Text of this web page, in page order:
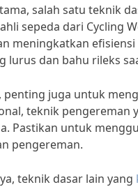
salah satu teknik
sepeda dari Cycling
meningkatkan
lurus dan bahu rileks
penting juga untuk
teknik pengereman
Pastikan untuk
pengereman.
teknik dasar lain yang